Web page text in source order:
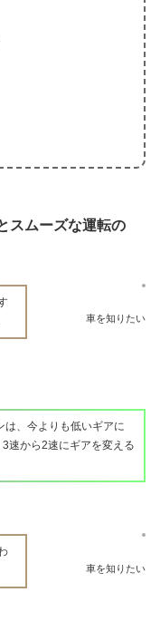
スムーズな運転の
車を知りたい
は、今よりも低いギアに
速から2速にギアを変える
車を知りたい